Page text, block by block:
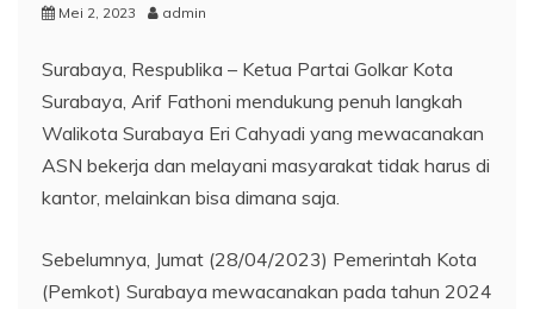
Mei 2, 2023 admin
Surabaya, Respublika – Ketua Partai Golkar Kota
Surabaya, Arif Fathoni mendukung penuh langkah
Walikota Surabaya Eri Cahyadi yang mewacanakan
ASN bekerja dan melayani masyarakat tidak harus di
kantor, melainkan bisa dimana saja.
Sebelumnya, Jumat (28/04/2023) Pemerintah Kota
(Pemkot) Surabaya mewacanakan pada tahun 2024